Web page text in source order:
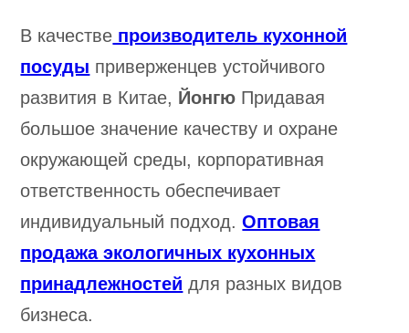
В качестве производитель кухонной
посуды приверженцев устойчивого
развития в Китае, Йонгю Придавая
большое значение качеству и охране
окружающей среды, корпоративная
ответственность обеспечивает
индивидуальный подход.Оптовая
продажа экологичных кухонных
принадлежностей для разных видов
бизнеса.